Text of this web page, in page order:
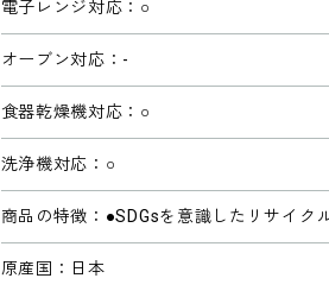
電子レンジ対応：○
オーブン対応：-
食器乾燥機対応：○
洗浄機対応：○
商品の特徴：●SDGsを意識したリサイク
原産国：日本